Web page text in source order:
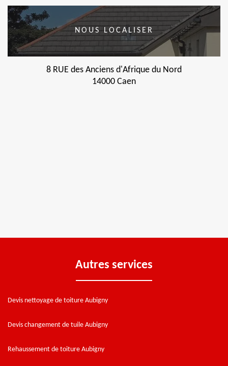
NOUS LOCALISER
8 RUE des Anciens d'Afrique du Nord
14000 Caen
Autres services
Devis nettoyage de toiture Aubigny
Devis changement de tuile Aubigny
Rehaussement de toiture Aubigny